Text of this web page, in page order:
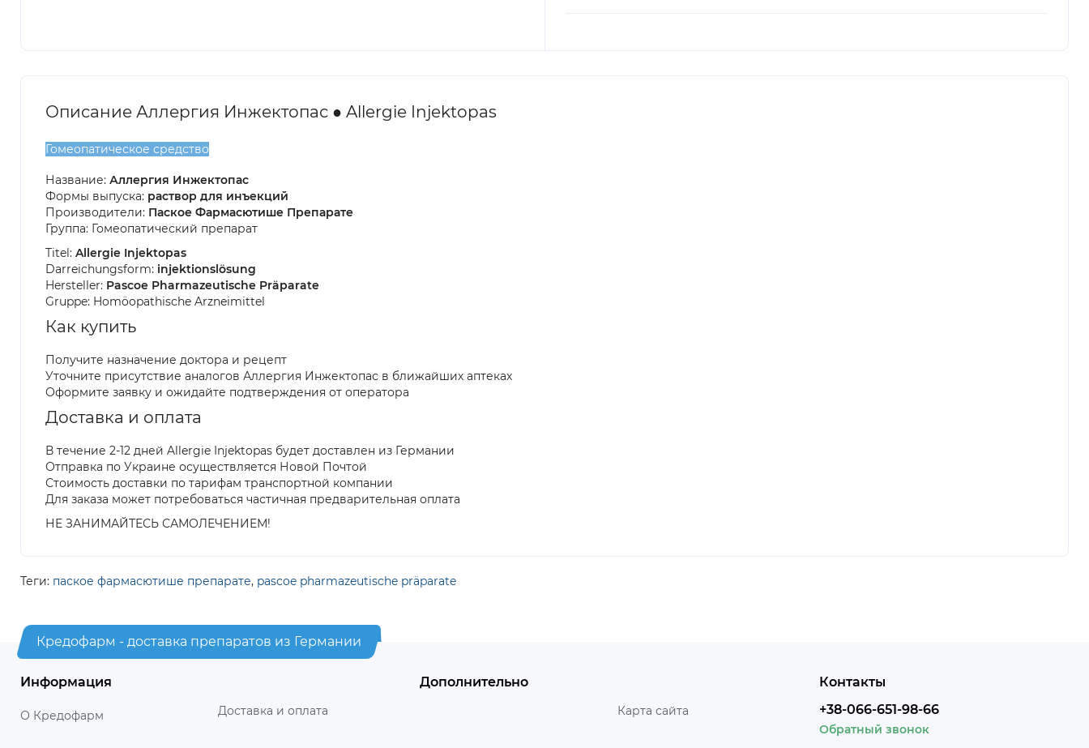
Описание Аллергия Инжектопас ● Allergie Injektopas
Гомеопатическое средство
Название: Аллергия Инжектопас
Формы выпуска: раствор для инъекций
Производители: Паское Фармасютише Препарате
Группа: Гомеопатический препарат
Titel: Allergie Injektopas
Darreichungsform: injektionslösung
Hersteller: Pascoe Pharmazeutische Präparate
Gruppe: Homöopathische Arzneimittel
Как купить
Получите назначение доктора и рецепт
Уточните присутствие аналогов Аллергия Инжектопас в ближайших аптеках
Оформите заявку и ожидайте подтверждения от оператора
Доставка и оплата
В течение 2-12 дней Allergie Injektopas будет доставлен из Германии
Отправка по Украине осуществляется Новой Почтой
Стоимость доставки по тарифам транспортной компании
Для заказа может потребоваться частичная предварительная оплата
НЕ ЗАНИМАЙТЕСЬ САМОЛЕЧЕНИЕМ!
Теги: паское фармасютише препарате, pascoe pharmazeutische präparate
Кредофарм - доставка препаратов из Германии
Информация
О Кредофарм Доставка и оплата
Дополнительно
Карта сайта
Контакты
+38-066-651-98-66
Обратный звонок